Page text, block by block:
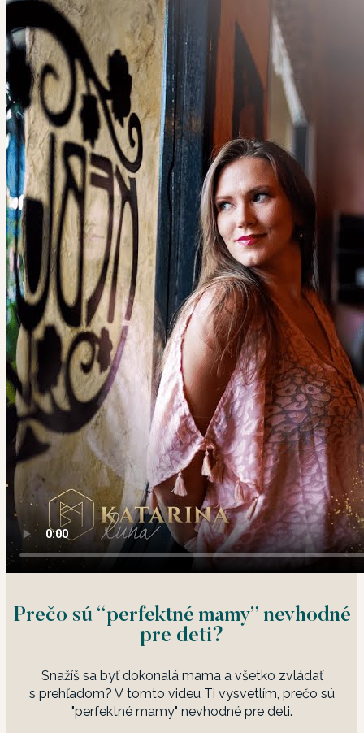
Prečo sú “perfektné mamy” nevhodné
pre deti?
Snažíš sa byť dokonalá mama a všetko zvládať
s prehľadom? V tomto videu Ti vysvetlím, prečo sú
"perfektné mamy" nevhodné pre deti.